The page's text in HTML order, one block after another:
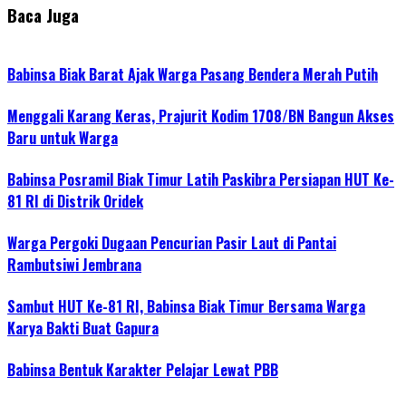
Baca Juga
Babinsa Biak Barat Ajak Warga Pasang Bendera Merah Putih
Menggali Karang Keras, Prajurit Kodim 1708/BN Bangun Akses
Baru untuk Warga
Babinsa Posramil Biak Timur Latih Paskibra Persiapan HUT Ke-
81 RI di Distrik Oridek
Warga Pergoki Dugaan Pencurian Pasir Laut di Pantai
Rambutsiwi Jembrana
Sambut HUT Ke-81 RI, Babinsa Biak Timur Bersama Warga
Karya Bakti Buat Gapura
Babinsa Bentuk Karakter Pelajar Lewat PBB